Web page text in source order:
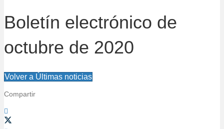
e
l
s
i
t
i
Boletín electrónico de
octubre de 2020
Volver a Últimas noticias
Compartir